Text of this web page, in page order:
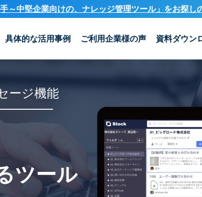
～中堅企業向けの、ナレッジ管理ツール」をお探し
具体的な活用事例 ご利用企業様の声 資料ダウン
ージ機能
ツール